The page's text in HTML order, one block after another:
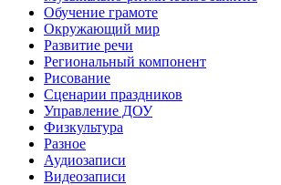
Обучение грамоте
Окружающий мир
Развитие речи
Региональный компонент
Рисование
Сценарии праздников
Управление ДОУ
Физкультура
Разное
Аудиозаписи
Видеозаписи